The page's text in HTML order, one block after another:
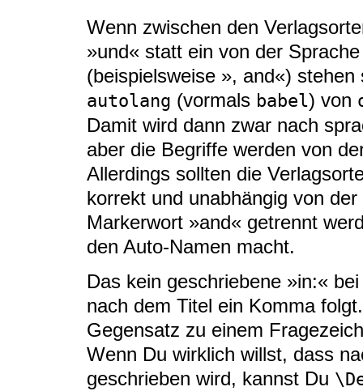
Wenn zwischen den
»und« statt ein von der
(beispielsweise », and«)
autolang (vormals babel) von
Damit wird dann zwar nach
aber die Begriffe werden von
Allerdings sollten die
korrekt und unabhängig von
Markerwort »and« getrennt
den Auto-Namen macht.
Das kein geschriebene »in:«
nach dem Titel ein Komma
Gegensatz zu einem
Wenn Du wirklich willst, dass
geschrieben wird, kannst Du